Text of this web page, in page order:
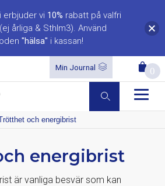
Min Journal 0
och energibrist
energibrist
är vanliga besvär som kan
erbjuder vi 10% rabatt på valfri
årliga & Sthlm3). Använd
"hälsa" i kassan!